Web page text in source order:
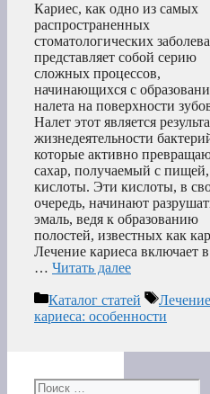
Кариес, как одно из самых
распространенных
стоматологических
представляет собой серию
сложных процессов,
начинающихся с
налета на поверхности
Налет этот является
жизнедеятельности
которые активно
сахар, получаемый с
кислоты. Эти кислоты, в
очередь, начинают
эмаль, ведя к образованию
полостей, известных как
Лечение кариеса включает в
… Читать далее
Рубрики
Каталог статей Метки
Лечение
кариеса: особенности
Поиск: